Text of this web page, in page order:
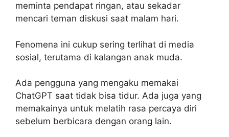
meminta pendapat ringan, atau sekadar
mencari teman diskusi saat malam hari.
Fenomena ini cukup sering terlihat di media
sosial, terutama di kalangan anak muda.
Ada pengguna yang mengaku memakai
ChatGPT saat tidak bisa tidur. Ada juga yang
memakainya untuk melatih rasa percaya diri
sebelum berbicara dengan orang lain.